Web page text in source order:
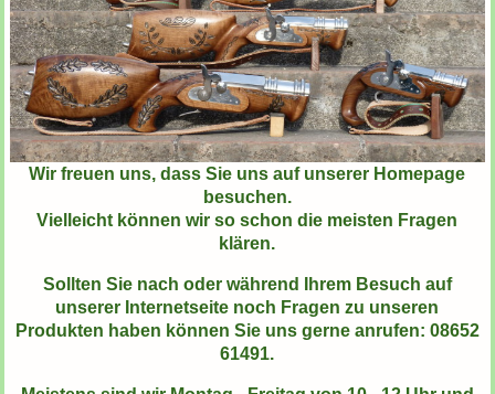
Wir freuen uns, dass Sie uns auf unserer Homepage
besuchen.
Vielleicht können wir so schon die meisten Fragen
klären.
Sollten Sie nach oder während Ihrem Besuch auf
unserer Internetseite noch Fragen zu unseren
Produkten haben können Sie uns gerne anrufen: 08652
61491.